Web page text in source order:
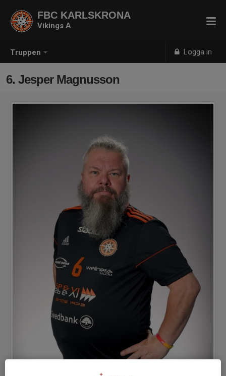
Truppen Logga in
FBC KARLSKRONA
Vikings A
6. Jesper Magnusson